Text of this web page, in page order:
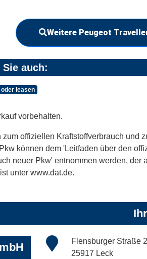
Weitere Peugeot
auch:
leasen
vorbehalten.
zum offiziellen Kraftstoffverbrauch und
können dem 'Leitfaden über den
neuer Pkw' entnommen werden,
unter www.dat.de.
Flensburger Straße 2
25917 Leck